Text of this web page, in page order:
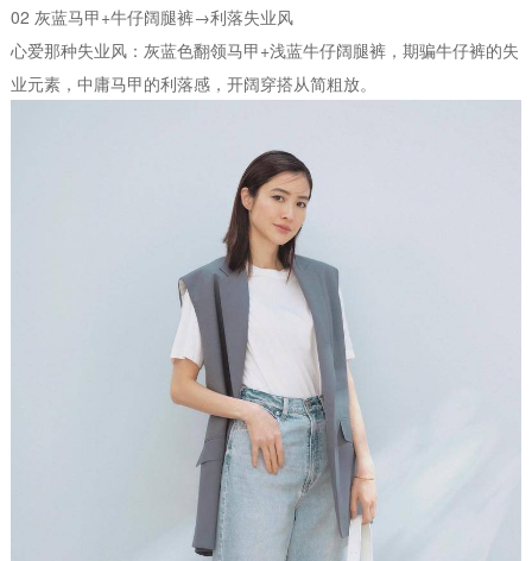
02 灰蓝马甲+牛仔阔腿裤→利落失业风
心爱那种失业风：灰蓝色翻领马甲+浅蓝牛仔阔腿裤，期骗牛仔裤的失
业元素，中庸马甲的利落感，开阔穿搭从简粗放。